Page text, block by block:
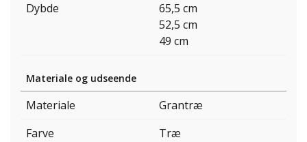
Dybde
65,5 cm
52,5 cm
49 cm
Materiale og udseende
Materiale
Grantræ
Farve
Træ